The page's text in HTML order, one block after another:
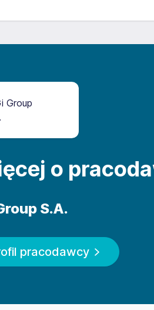
o
S.A.
pracodawcy